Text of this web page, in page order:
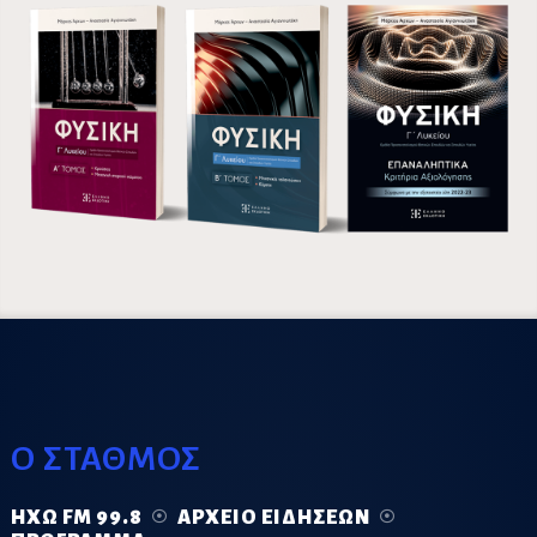
Ο ΣΤΑΘΜΟΣ
ΗΧΏ FM 99.8
ΑΡΧΕΊΟ ΕΙΔΉΣΕΩΝ